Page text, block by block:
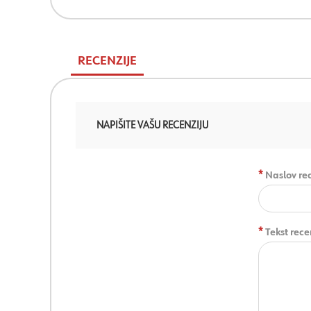
RECENZIJE
NAPIŠITE VAŠU RECENZIJU
Naslov
*
Tekst
*